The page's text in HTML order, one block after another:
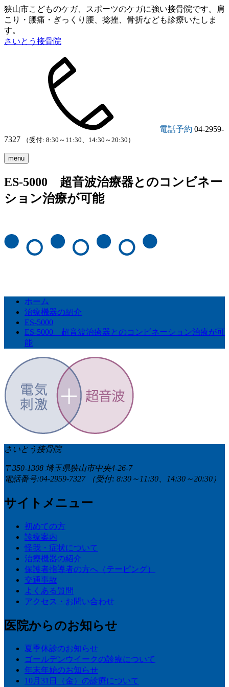
狭山市こどものケガ、スポーツのケガに強い接骨院です。肩
こり・腰痛・ぎっくり腰、捻挫、骨折なども診療いたしま
す。
さいとう接骨院
電話予約 04-2959-
7327
（受付: 8:30～11:30、14:30～20:30）
menu
ES-5000 超音波治療器とのコンビネー
ション治療が可能
ホーム
治療機器の紹介
ES-5000
ES-5000 超音波治療器とのコンビネーション治療が可
能
さいとう接骨院
〒350-1308 埼玉県狭山市中央4-26-7
電話番号:04-2959-7327
（受付: 8:30～11:30、14:30～20:30）
サイトメニュー
初めての方
診療案内
怪我・症状について
治療機器の紹介
保護者指導者の方へ（テーピング）
交通事故
よくある質問
アクセス・お問い合わせ
医院からのお知らせ
夏季休診のお知らせ
ゴールデンウイークの診療について
年末年始のお知らせ
10月31日（金）の診療について